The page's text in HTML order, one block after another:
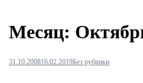
Месяц:
31.10.200816.02.2019Без рубрики